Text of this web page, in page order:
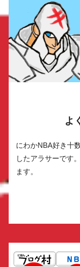
よ
にわかNBA好き十
したアラサーです
ます。